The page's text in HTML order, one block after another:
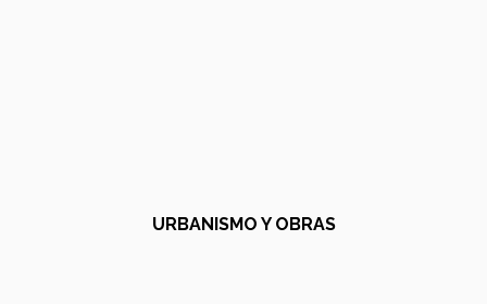
URBANISMO Y OBRAS